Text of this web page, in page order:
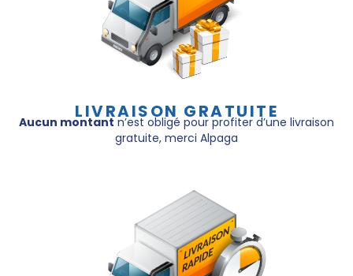
LIVRAISON GRATUITE
Aucun montantn’est obligé pour profiter d’une livraison
gratuite, merci Alpaga